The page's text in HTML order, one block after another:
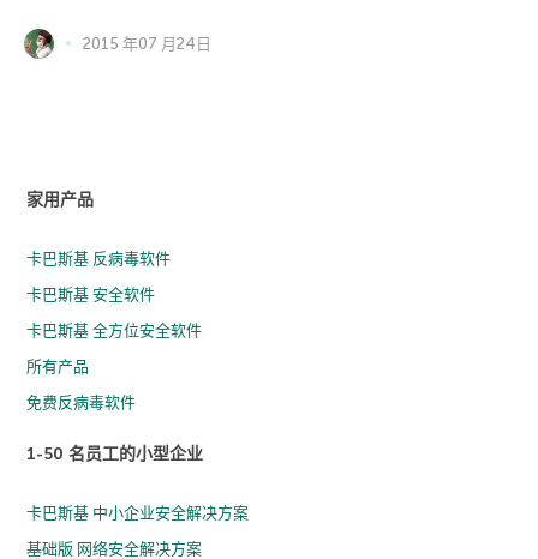
2015 年07 月24日
家用产品
卡巴斯基 反病毒软件
卡巴斯基 安全软件
卡巴斯基 全方位安全软件
所有产品
免费反病毒软件
1-50 名员工的小型企业
卡巴斯基 中小企业安全解决方案
基础版 网络安全解决方案